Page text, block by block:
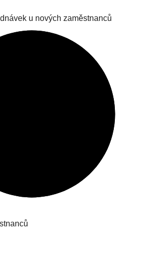
u nových zaměstnanců